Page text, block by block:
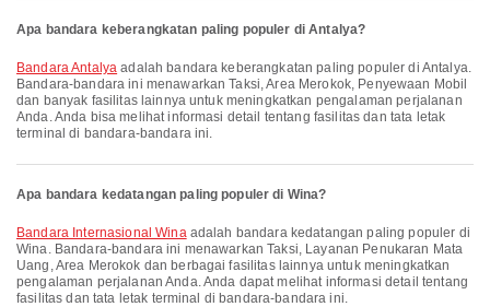
Apa bandara keberangkatan paling populer di Antalya?
Bandara Antalya adalah bandara keberangkatan paling populer di Antalya.
Bandara-bandara ini menawarkan Taksi, Area Merokok, Penyewaan Mobil
dan banyak fasilitas lainnya untuk meningkatkan pengalaman perjalanan
Anda. Anda bisa melihat informasi detail tentang fasilitas dan tata letak
terminal di bandara-bandara ini.
Apa bandara kedatangan paling populer di Wina?
Bandara Internasional Winaadalah bandara kedatangan paling populer di
Wina. Bandara-bandara ini menawarkan Taksi, Layanan Penukaran Mata
Uang, Area Merokok dan berbagai fasilitas lainnya untuk meningkatkan
pengalaman perjalanan Anda. Anda dapat melihat informasi detail tentang
fasilitas dan tata letak terminal di bandara-bandara ini.